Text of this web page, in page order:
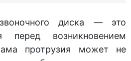
диска — это
перед возникновением
протрузия может не